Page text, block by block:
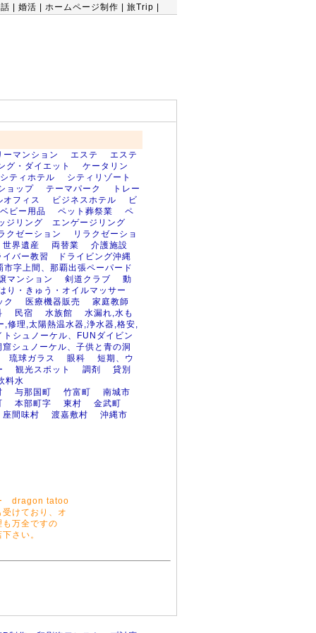
婚活 ホームページ制作 旅Trip
ーマンション エステ
エステ
グ・ダイエット
ケータリン
シティホテル
シティリゾート
ョップ テーマパーク
トレー
オフィス ビジネスホテル
ビ
ベビー用品 ペット葬祭業
ペ
ジリング エンゲージリング
クゼーション
リラクゼーショ
世界遺産 両替業
介護施設
イバー教習 ドライビング沖縄
字上間、那覇出張ペーパード
マンション 剣道クラブ
動
り・きゅう・オイルマッサー
ク
医療機器販売
家庭教師
民宿 水族館
水漏れ,水も
修理,太陽熱温水器,浄水器,格安,
シュノーケル、FUNダイビン
シュノーケル、子供と青の洞
琉球ガラス 眼科
短期、ウ
観光スポット 調剤
貸別
料水
与那国町 竹富町
南城市
本部町字 東村
金武町
座間味村 渡嘉敷村
沖縄市
ー dragon tatoo
けており、オ
万全ですの
さい。